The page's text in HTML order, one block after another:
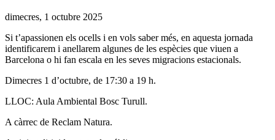
Data
l'esdeveniment:
dimecres, 1 octubre 2025
Si t’apassionen els ocells i en vols saber més, en aquesta jornada
identificarem i anellarem algunes de les espècies que viuen a
Barcelona o hi fan escala en les seves migracions estacionals.
Dimecres 1 d’octubre, de 17:30 a 19 h.
LLOC: Aula Ambiental Bosc Turull.
A càrrec de Reclam Natura.